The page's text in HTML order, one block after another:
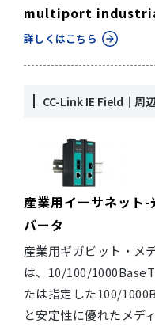
multiport
詳しくはこちら
CC-Link IE Field｜周
産業用イーサネット-
バータ
産業用ギガビット・メ
は、10/100/
たは指定した100/
と安定性に優れたメデ